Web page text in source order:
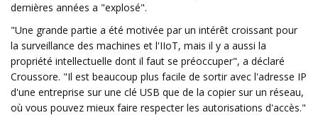
dernières années a "explosé".
"Une grande partie a été motivée par un intérêt croissant pour
la surveillance des machines et l'IIoT, mais il y a aussi la
propriété intellectuelle dont il faut se préoccuper", a déclaré
Croussore. "Il est beaucoup plus facile de sortir avec l'adresse IP
d'une entreprise sur une clé USB que de la copier sur un réseau,
où vous pouvez mieux faire respecter les autorisations d'accès."